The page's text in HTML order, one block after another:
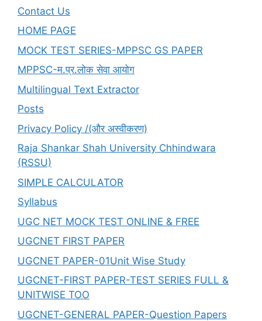
Contact Us
HOME PAGE
MOCK TEST SERIES-MPPSC GS PAPER
MPPSC-म.प्र.लोक सेवा आयोग
Multilingual Text Extractor
Posts
Privacy Policy /(और अस्वीकरण)
Raja Shankar Shah University Chhindwara
(RSSU)
SIMPLE CALCULATOR
Syllabus
UGC NET MOCK TEST ONLINE & FREE
UGCNET FIRST PAPER
UGCNET PAPER-01Unit Wise Study
UGCNET-FIRST PAPER-TEST SERIES FULL &
UNITWISE TOO
UGCNET-GENERAL PAPER-Question Papers